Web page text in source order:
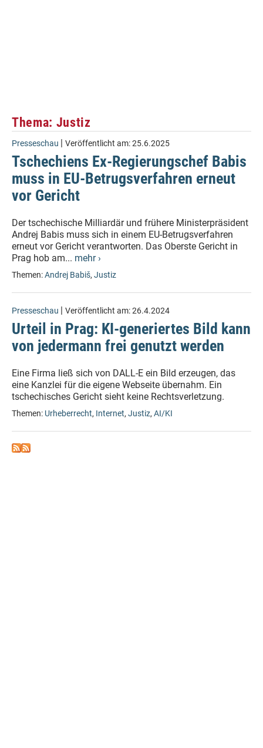
Thema: Justiz
Presseschau | Veröffentlicht am:25.6.2025
Tschechiens Ex-Regierungschef Babis
muss in EU-Betrugsverfahren erneut
vor Gericht
Der tschechische Milliardär und frühere Ministerpräsident
Andrej Babis muss sich in einem EU-Betrugsverfahren
erneut vor Gericht verantworten. Das Oberste Gericht in
Prag hob am... mehr ›
Themen:Andrej Babiš, Justiz
Presseschau | Veröffentlicht am:26.4.2024
Urteil in Prag: KI-generiertes Bild kann
von jedermann frei genutzt werden
Eine Firma ließ sich von DALL-E ein Bild erzeugen, das
eine Kanzlei für die eigene Webseite übernahm. Ein
tschechisches Gericht sieht keine Rechtsverletzung.
Themen: Urheberrecht, Internet, Justiz, AI/KI